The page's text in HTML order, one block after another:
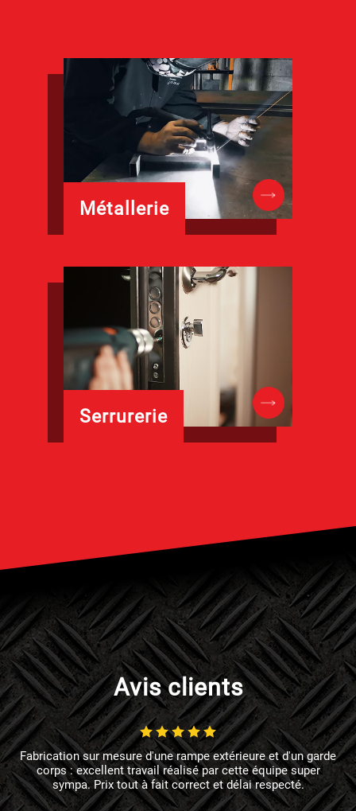
Métallerie
Serrurerie
Avis clients
Fabrication sur mesure d'une rampe extérieure et d'un garde
corps : excellent travail réalisé par cette équipe super
sympa. Prix tout à fait correct et délai respecté.